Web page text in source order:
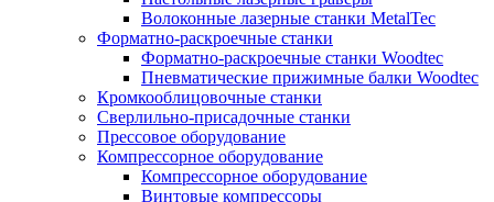
Волоконные лазерные станки MetalTec
Форматно-раскроечные станки
Форматно-раскроечные станки Woodtec
Пневматические прижимные балки Woodtec
Кромкооблицовочные станки
Сверлильно-присадочные станки
Прессовое оборудование
Компрессорное оборудование
Компрессорное оборудование
Винтовые компрессоры